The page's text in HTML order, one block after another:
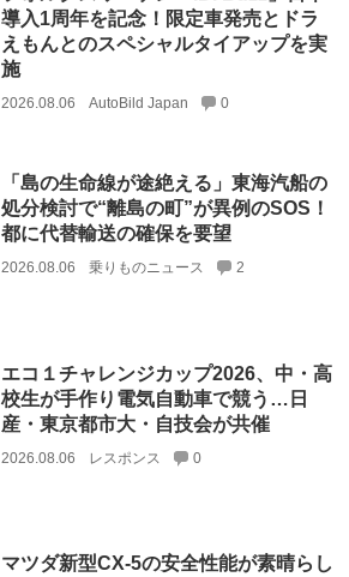
導入1周年を記念！限定車発売とドラ
えもんとのスペシャルタイアップを実
施
2026.08.06 AutoBild Japan 0
「島の生命線が途絶える」東海汽船の
処分検討で“離島の町”が異例のSOS！
都に代替輸送の確保を要望
2026.08.06 乗りものニュース 2
エコ１チャレンジカップ2026、中・高
校生が手作り電気自動車で競う…日
産・東京都市大・自技会が共催
2026.08.06 レスポンス 0
マツダ新型CX-5の安全性能が素晴らし